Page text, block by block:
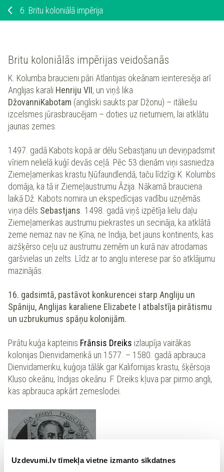
Uzdevumi.lv tīmekļa vietne izmanto sīkdatnes
6. Britu koloniālā impērija
Britu koloniālās impērijas veidošanās
K. Kolumba braucieni pāri Atlantijas okeānam ieinteresēja arī
Anglijas karali Henriju VII, un viņš lika
DžovanniKabotam (angliski saukts par Džonu) – itāliešu
izcelsmes jūrasbraucējam – doties uz rietumiem, lai atklātu
jaunas zemes.
1497. gadā Kabots kopā ar dēlu Sebastjanu un deviņpadsmit
vīriem nelielā kuģī devās ceļā. Pēc 53 dienām viņi sasniedza
Ziemeļamerikas krastu Ņūfaundlendā, taču līdzīgi K. Kolumbs
domāja, ka tā ir Ziemeļaustrumu Āzija. Nākamā brauciena
laikā Dž. Kabots nomira un ekspedīcijas vadību uzņēmās
viņa dēls Sebastjans. 1498. gadā viņš izpētīja lielu daļu
Ziemeļamerikas austrumu piekrastes un secināja, ka atklātā
zeme nemaz nav ne Ķīna, ne Indija, bet jauns kontinents, kas
aizšķērso ceļu uz austrumu zemēm un kurā nav atrodamas
garšvielas un zelts. Līdz ar to angļu interese par šo atklājumu
mazinājās.
16. gadsimtā, pastāvot konkurencei starp Angliju un
Spāniju, Anglijas karaliene Elizabete I atbalstīja pirātismu
un uzbrukumus spāņu kolonijām.
Pirātu kuģa kapteinis Frānsis Dreiks izlaupīja vairākas
kolonijas Dienvidamerikā un 1577. – 1580. gadā apbrauca
Dienvidameriku, kuģoja tālāk gar Kalifornijas krastu, šķērsoja
Kluso okeānu, Indijas okeānu. F. Dreiks kļuva par pirmo angli,
kas apbrauca apkārt zemeslodei.